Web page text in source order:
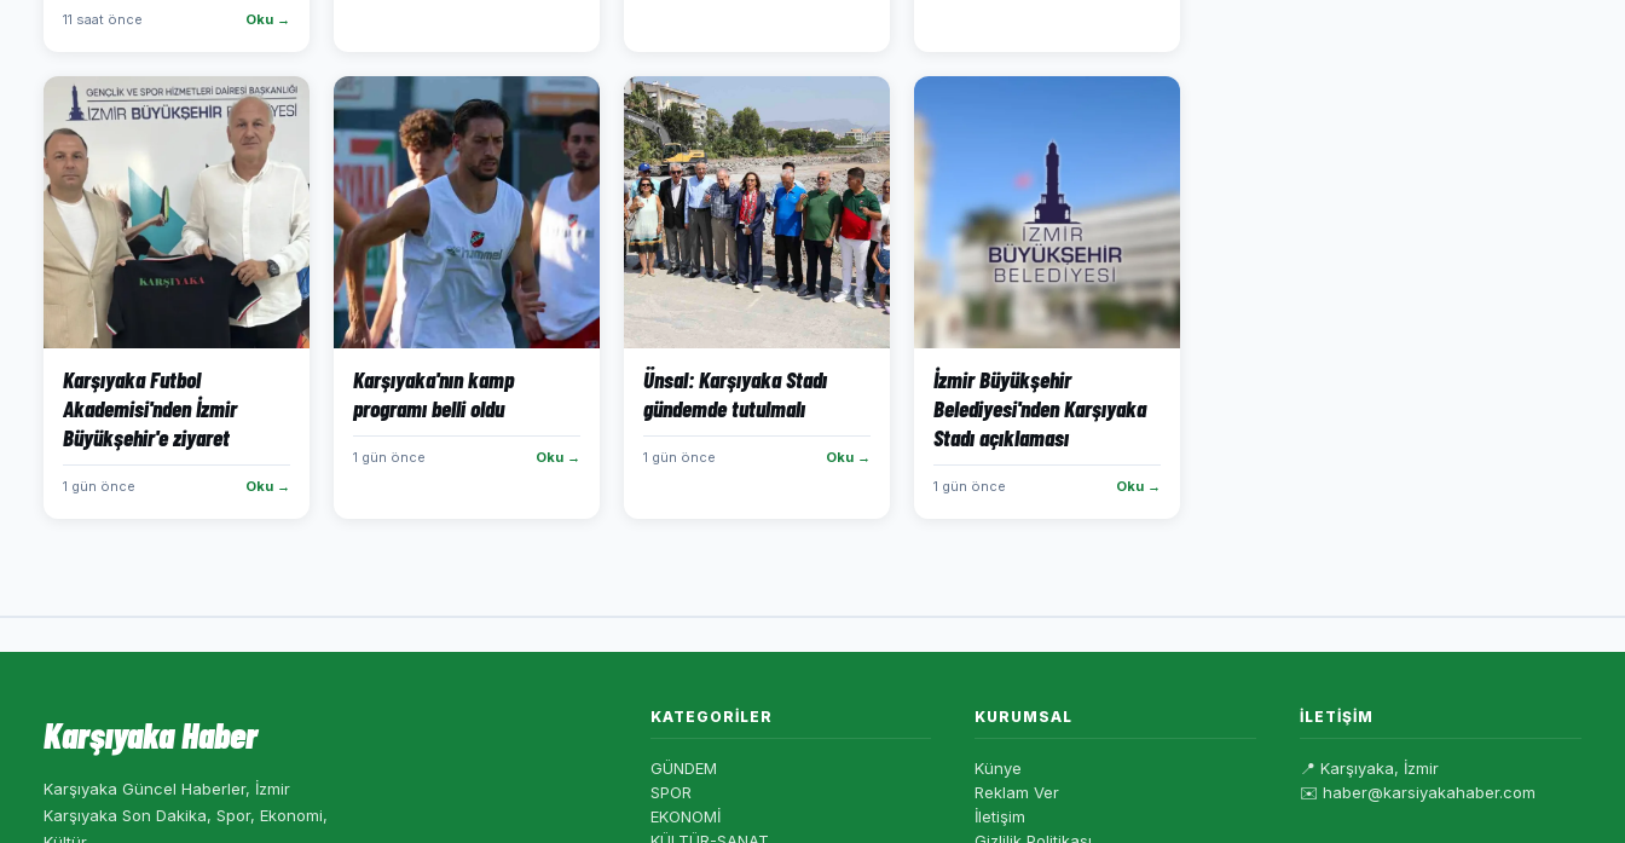
11 saat önce Oku →
Karşıyaka Futbol
Akademisi'nden İzmir
Büyükşehir'e ziyaret
1 gün önce Oku →
Karşıyaka'nın kamp
programı belli oldu
1 gün önce Oku →
Ünsal: Karşıyaka Stadı
gündemde tutulmalı
1 gün önce Oku →
İzmir Büyükşehir
Belediyesi'nden Karşıyaka
Stadı açıklaması
1 gün önce Oku →
Karşıyaka Haber
Karşıyaka Güncel Haberler, İzmir
Karşıyaka Son Dakika, Spor, Ekonomi,
KATEGORILER
GÜNDEM
SPOR
EKONOMİ
KURUMSAL
Künye
Reklam Ver
İletişim
İLETIŞIM
📍 Karşıyaka, İzmir
✉️ haber@karsiyakahaber.com